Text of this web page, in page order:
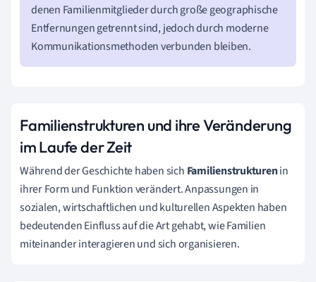
denen Familienmitglieder durch große geographische
Entfernungen getrennt sind, jedoch durch moderne
Kommunikationsmethoden verbunden bleiben.
Familienstrukturen und ihre Veränderung
im Laufe der Zeit
Während der Geschichte haben sich Familienstrukturenin
ihrer Form und Funktion verändert. Anpassungen in
sozialen, wirtschaftlichen und kulturellen Aspekten haben
bedeutenden Einfluss auf die Art gehabt, wie Familien
miteinander interagieren und sich organisieren.